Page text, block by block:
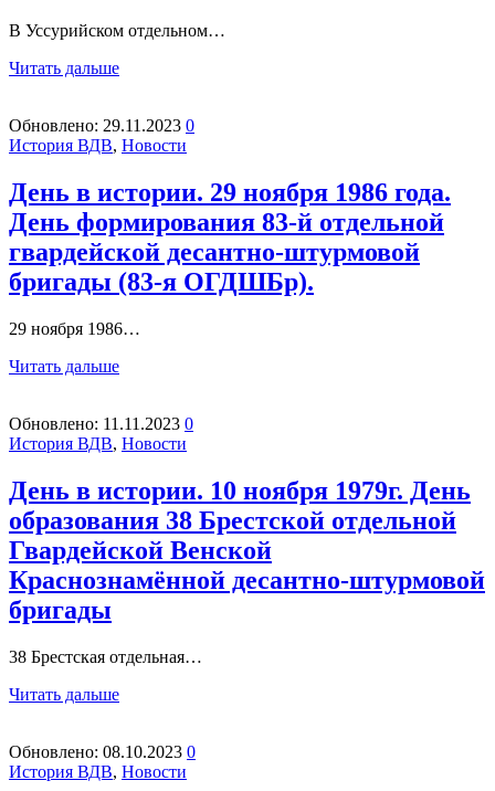
В Уссурийском отдельном…
Читать дальше
Обновлено: 29.11.2023 0
История ВДВ, Новости
День в истории. 29 ноября 1986 года.
День формирования 83-й отдельной
гвардейской десантно-штурмовой
бригады (83-я ОГДШБр).
29 ноября 1986…
Читать дальше
Обновлено: 11.11.2023 0
История ВДВ, Новости
День в истории. 10 ноября 1979г. День
образования 38 Брестской отдельной
Гвардейской Венской
Краснознамённой десантно-штурмовой
бригады
38 Брестская отдельная…
Читать дальше
Обновлено: 08.10.2023 0
История ВДВ, Новости